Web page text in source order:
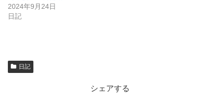
2024年9月24日
日記
日記
シェアする